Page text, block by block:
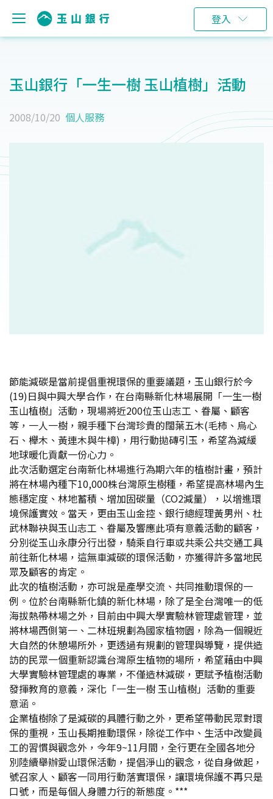
登入
玉山銀行「一生一樹 玉山植樹」活動
2008/10/20 個人服務
節能減碳是當前提倡重視環保的重要議題，玉山銀行於今
(19)日與中興大學合作，在台南縣新化林場展開「一生一樹
玉山植樹」活動，現場將近200位玉山志工、眷屬、顧客
等，一人一樹，親手種下台灣珍貴的闊葉五木(毛柿、烏心
石、櫸木、黃連木與牛樟)，用行動拋磚引玉，希望為減緩
地球暖化貢獻一份心力。
此次活動選定台南新化林場進行為期六年的植樹計畫，預計
將在林場內種下10,000株台灣原生樹種，希望提高林場內生
態穩定度、林地蓄積、增加固碳量（CO2減量），以增進環
境保護實效。當天，更由玉山金控、銀行總經理黃男州、杜
武林聯袂與玉山志工、眷屬及響應此項有意義活動的顧客，
分別從玉山永康分行出發，騎乘自行車或共乘公共交通工具
前往新化林場，這無車減碳的環保活動，亦獲得許多當地民
眾及顧客的肯定。
此次的植樹活動，亦可說是產學交流、共同推動環保的一
例。位於台南縣新化鎮的新化林場，除了是全台灣唯一的低
海拔熱帶林場之外，目前由中興大學實驗林管理處管理，並
將林場西側第一、二林班規劃為國家植物園，除為一個親近
大自然的休憩場所外，更透過有規劃的管理與導覽，提供造
訪的民眾一個重新認識台灣原生植物的場所，希望藉由中興
大學實驗林管理處的專業，不僅造林減碳，更賦予植樹活動
發揮教育的意義，深化「一生一樹 玉山植樹」活動的重要
意涵。
企業植樹除了是減碳的具體行動之外，更希望帶動民眾對環
保的重視，玉山長期推動環保，除從工作中、生活中改變員
工的習慣與觀念外，今年9~11月間，全行更在全國各地分
別陸續舉辦愛山環保活動，提倡淨山的觀念，從自身做起，
號召家人、顧客一同用行動落實環保，讓環境保護不再只是
口號，而是每個人身體力行的新態度。***